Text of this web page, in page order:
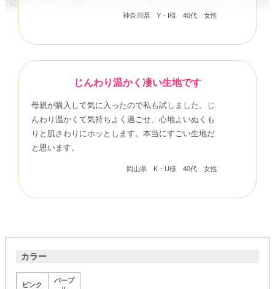
神奈川県 Y・I様 40代 女性
じんわり温かく凄い生地です
母親が購入して気に入ったので私も試しました。じ
んわり温かくて気持ちよく過ごせ、心地よいぬくも
りと肌さわりにホッとします。本当にすごい生地だ
と思います。
岡山県 K・U様 40代 女性
カラー
ピンク
パープ